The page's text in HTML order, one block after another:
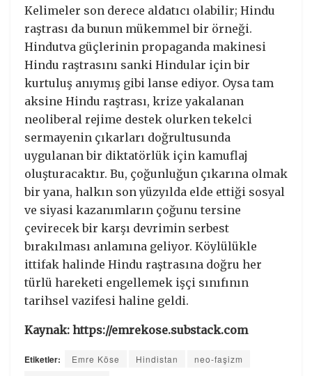
Kelimeler son derece aldatıcı olabilir; Hindu
raştrası da bunun mükemmel bir örneği.
Hindutva güçlerinin propaganda makinesi
Hindu raştrasını sanki Hindular için bir
kurtuluş anıymış gibi lanse ediyor. Oysa tam
aksine Hindu raştrası, krize yakalanan
neoliberal rejime destek olurken tekelci
sermayenin çıkarları doğrultusunda
uygulanan bir diktatörlük için kamuflaj
oluşturacaktır. Bu, çoğunluğun çıkarına olmak
bir yana, halkın son yüzyılda elde ettiği sosyal
ve siyasi kazanımların çoğunu tersine
çevirecek bir karşı devrimin serbest
bırakılması anlamına geliyor. Köylülükle
ittifak halinde Hindu raştrasına doğru her
türlü hareketi engellemek işçi sınıfının
tarihsel vazifesi haline geldi.
Kaynak: https://emrekose.substack.com
Etiketler: Emre Köse Hindistan
neo-faşizm